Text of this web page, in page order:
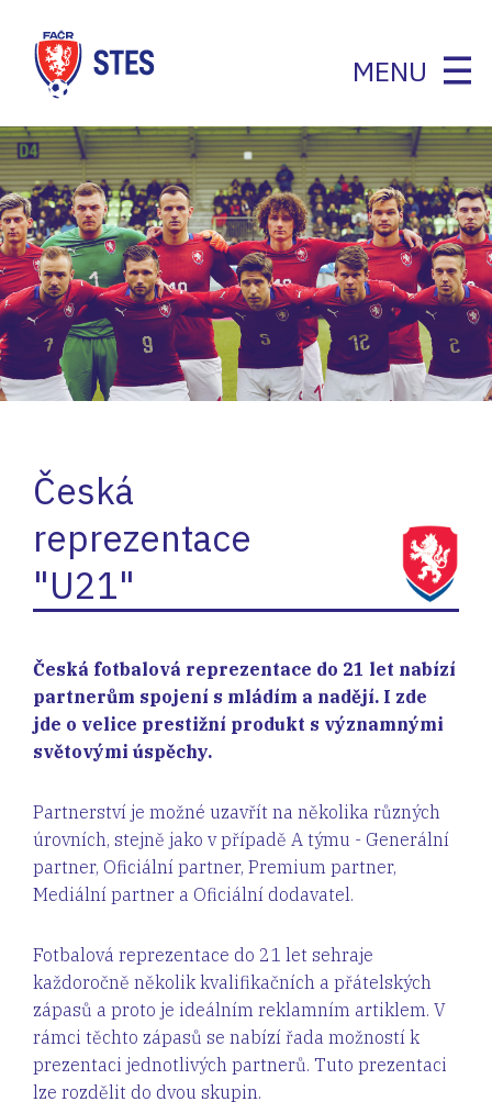
Česká
reprezentace
"U21"
Česká fotbalová reprezentace do 21 let nabízí
partnerům spojení s mládím a nadějí. I zde
jde o velice prestižní produkt s významnými
světovými úspěchy.
Partnerství je možné uzavřít na několika různých
úrovních, stejně jako v případě A týmu - Generální
partner, Oficiální partner, Premium partner,
Mediální partner a Oficiální dodavatel.
Fotbalová reprezentace do 21 let sehraje
každoročně několik kvalifikačních a přátelských
zápasů a proto je ideálním reklamním artiklem. V
rámci těchto zápasů se nabízí řada možností k
prezentaci jednotlivých partnerů. Tuto prezentaci
lze rozdělit do dvou skupin.
MENU